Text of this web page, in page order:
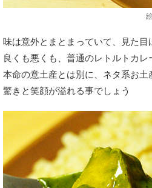
味は意外とまとまっていて、見た目
良くも悪くも、普通のレトルトカレ
本命の意土産とは別に、ネタ系お土
驚きと笑顔が溢れる事でしょう